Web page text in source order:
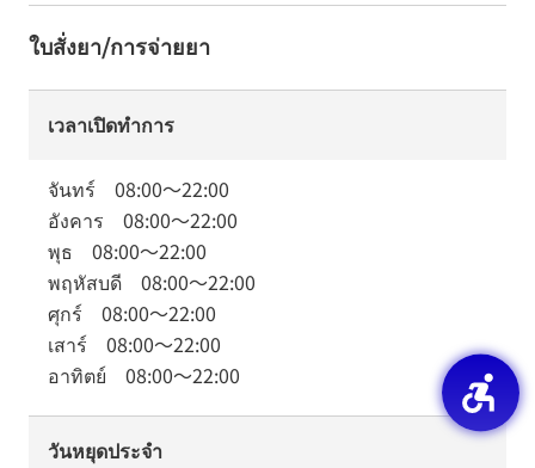
ใบสั่งยา/การจ่ายยา
เวลาเปิดทำการ
จันทร์ 08:00～22:00
อังคาร 08:00～22:00
พุธ 08:00～22:00
พฤหัสบดี 08:00～22:00
ศุกร์ 08:00～22:00
เสาร์ 08:00～22:00
อาทิตย์ 08:00～22:00
วันหยุดประจำ